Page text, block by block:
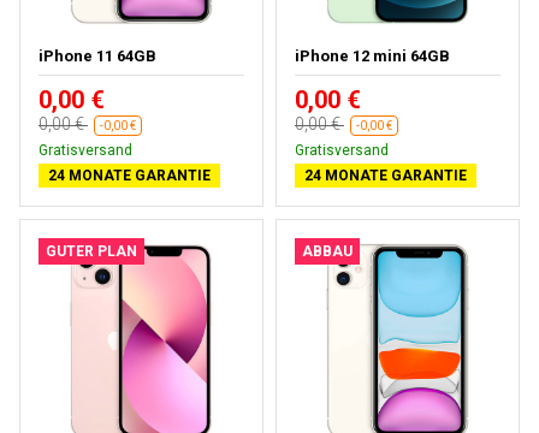
iPhone 11 64GB
0,00 €
0,00 € -0,00 €
Gratisversand
24 MONATE GARANTIE
iPhone 12 mini 64GB
0,00 €
0,00 € -0,00 €
Gratisversand
24 MONATE GARANTIE
GUTER PLAN ABBAU